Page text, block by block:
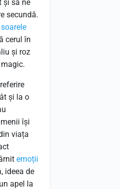
și să ne
secundă.
soarele
cerul în
și roz
și la o
își
viața
emoții
ideea de
apel la